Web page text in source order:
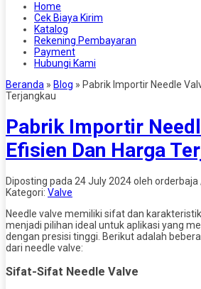
Home
Cek Biaya Kirim
Katalog
Rekening Pembayaran
Payment
Hubungi Kami
Beranda » Blog » Pabrik Importir Needle
Terjangkau
Pabrik Importir
Efisien Dan Harga
Diposting pada 24 July 2024 oleh
Kategori: Valve
Needle valve memiliki sifat dan
menjadi pilihan ideal untuk aplikasi yang
dengan presisi tinggi. Berikut adalah
dari needle valve:
Sifat-Sifat Needle Valve